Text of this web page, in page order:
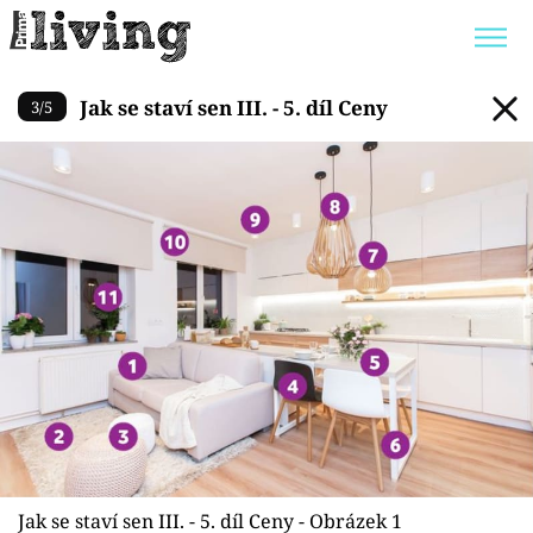
Trendy: JAK UŠETŘIT
POKOJOVÉ KVĚTINY
Témata
Bydlení
Zahrada
Design
Jak se staví sen III. - 5. díl
3/5 Jak se staví sen III. - 5. díl Ceny
Jak se staví sen III. - 5. díl Ceny - Obrázek 1